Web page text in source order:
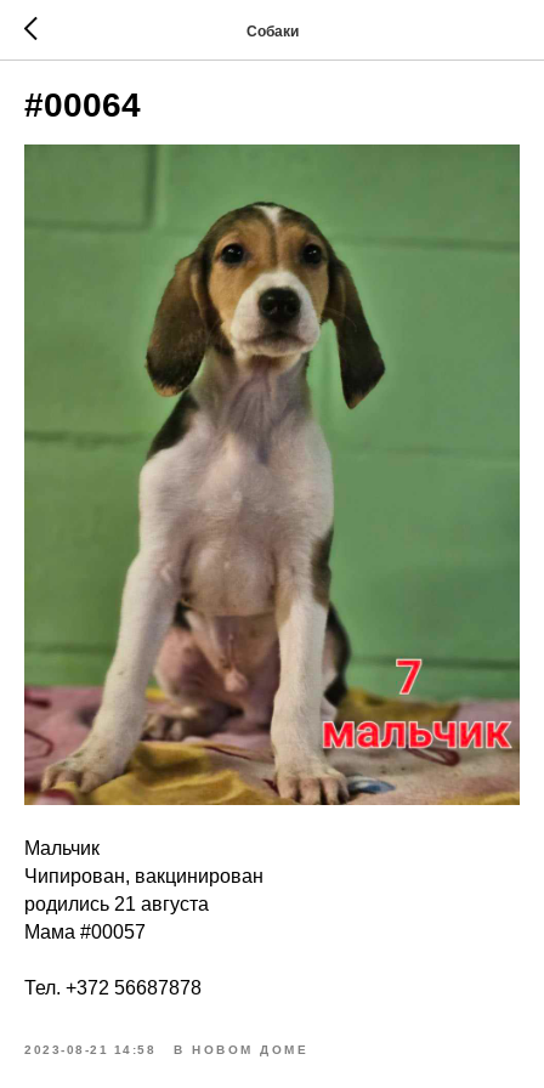
Собаки
#00064
Мальчик
Чипирован, вакцинирован
родились 21 августа
Мама #00057
Тел. +372 56687878
2023-08-21 14:58 В НОВОМ ДОМЕ